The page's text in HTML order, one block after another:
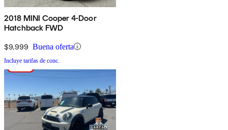
2018 MINI Cooper 4-Door
Hatchback FWD
$9,999 Buena oferta
Incluye tarifas de conc.